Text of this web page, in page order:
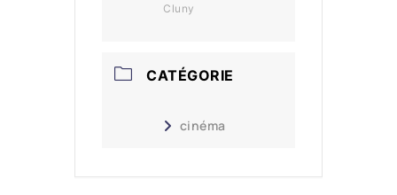
Cluny
CATÉGORIE
cinéma